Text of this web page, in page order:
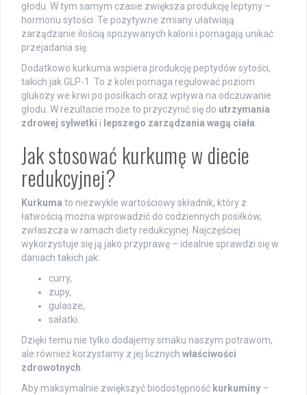
głodu. W tym samym czasie zwiększa produkcję leptyny –
hormonu sytości. Te pozytywne zmiany ułatwiają
zarządzanie ilością spożywanych kalorii i pomagają unikać
przejadania się.
Dodatkowo kurkuma wspiera produkcję peptydów sytości,
takich jak GLP-1. To z kolei pomaga regulować poziom
glukozy we krwi po posiłkach oraz wpływa na odczuwanie
głodu. W rezultacie może to przyczynić się do utrzymania
zdrowej sylwetki i lepszego zarządzania wagą ciała.
Jak stosować kurkumę w diecie
redukcyjnej?
Kurkuma to niezwykle wartościowy składnik, który z
łatwością można wprowadzić do codziennych posiłków,
zwłaszcza w ramach diety redukcyjnej. Najczęściej
wykorzystuje się ją jako przyprawę – idealnie sprawdzi się w
daniach takich jak:
curry,
zupy,
gulasze,
sałatki.
Dzięki temu nie tylko dodajemy smaku naszym potrawom,
ale również korzystamy z jej licznych właściwości
zdrowotnych.
Aby maksymalnie zwiększyć biodostępność kurkuminy –